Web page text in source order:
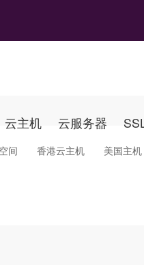
云主机 云服务器
间 香港云主机 美国主机